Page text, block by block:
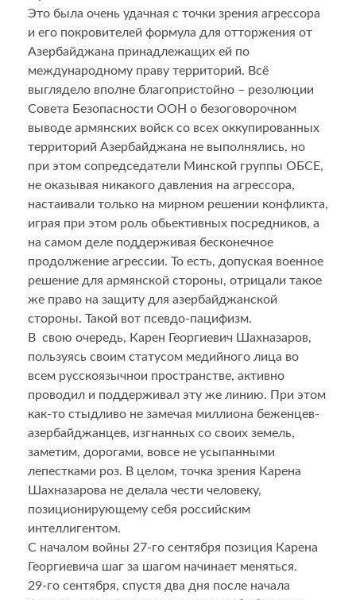
Это была очень удачная с точки зрения агрессора
и его покровителей формула для отторжения от
Азербайджана принадлежащих ей по
международному праву территорий. Всё
выглядело вполне благопристойно – резолюции
Совета Безопасности ООН о безоговорочном
выводе армянских войск со всех оккупированных
территорий Азербайджана не выполнялись, но
при этом сопредседатели Минской группы ОБСЕ,
не оказывая никакого давления на агрессора,
настаивали только на мирном решении конфликта,
играя при этом роль обьективных посредников, а
на самом деле поддерживая бесконечное
продолжение агрессии. То есть, допуская военное
решение для армянской стороны, отрицали такое
же право на защиту для азербайджанской
стороны. Такой вот псевдо-пацифизм.
В свою очередь, Карен Георгиевич Шахназаров,
пользуясь своим статусом медийного лица во
всем русскоязычнои пространстве, активно
проводил и поддерживал эту же линию. При этом
как-то стыдливо не замечая миллиона беженцев-
азербайджанцев, изгнанных со своих земель,
заметим, дорогами, вовсе не усыпанными
лепестками роз. В целом, точка зрения Карена
Шахназарова не делала чести человеку,
позиционирующему себя российским
интеллигентом.
С началом войны 27-го сентября позиция Карена
Георгиевича шаг за шагом начинает меняться.
29-го сентября, спустя два дня после начала